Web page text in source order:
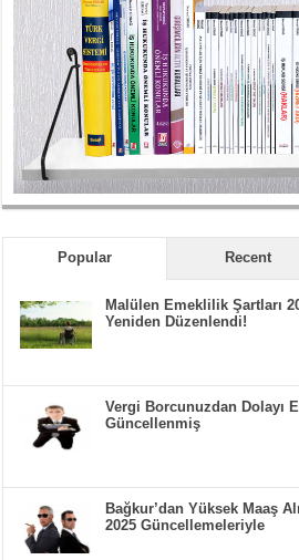
Popular Recent
Malülen Emeklilik Şartları
Yeniden Düzenlendi!
Vergi Borcunuzdan Dolayı
Güncellenmiş
Bağkur’dan Yüksek Maaş
2025 Güncellemeleriyle